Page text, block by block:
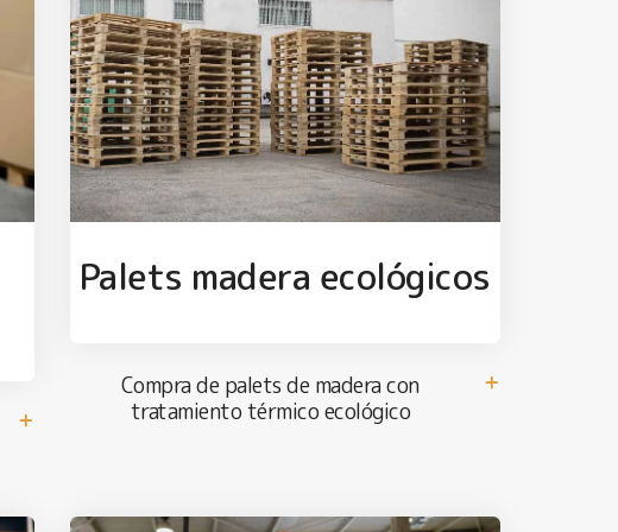
Palets madera ecológicos
Compra de palets de madera con
tratamiento térmico ecológico